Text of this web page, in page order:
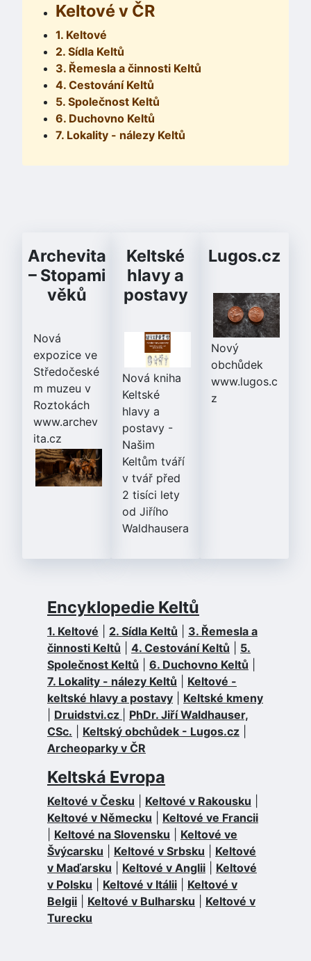
Keltové v ČR
1. Keltové
2. Sídla Keltů
3. Řemesla a činnosti Keltů
4. Cestování Keltů
5. Společnost Keltů
6. Duchovno Keltů
7. Lokality - nálezy Keltů
Archevita
– Stopami
věků
Nová
expozice ve
Středočeské
m muzeu v
Roztokách
www.archev
ita.cz
Keltské
hlavy a
postavy
Nová kniha
Keltské
hlavy a
postavy -
Našim
Keltům tváří
v tvář před
2 tisíci lety
od Jiřího
Waldhausera
Lugos.cz
Nový
obchůdek
www.lugos.c
z
Encyklopedie Keltů
1. Keltové 2. Sídla Keltů
3. Řemesla a
činnosti Keltů
4. Cestování Keltů
5.
Společnost Keltů
6. Duchovno Keltů
7. Lokality - nálezy Keltů
Keltové -
keltské hlavy a postavy
Keltské kmeny
Druidstvi.cz
PhDr. Jiří Waldhauser,
CSc.
Keltský obchůdek - Lugos.cz
Archeoparky v ČR
Keltská Evropa
Keltové v Česku Keltové v Rakousku
Keltové v Německu
Keltové ve Francii
Keltové na Slovensku
Keltové ve
Švýcarsku
Keltové v Srbsku
Keltové
v Maďarsku
Keltové v Anglii
Keltové
v Polsku
Keltové v Itálii
Keltové v
Belgii
Keltové v Bulharsku
Keltové v
Turecku